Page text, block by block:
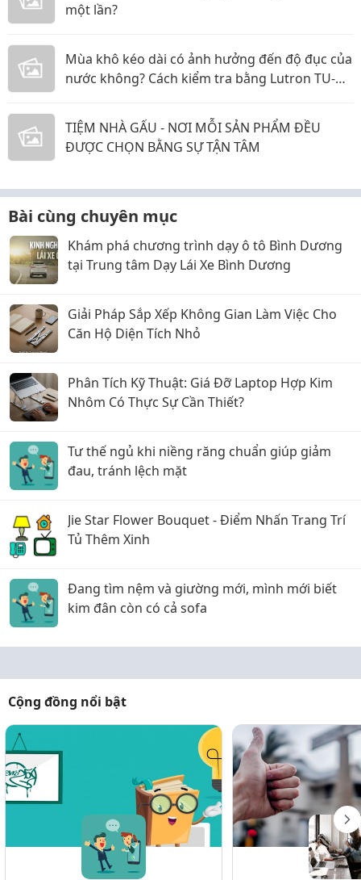
một lần?
Mùa khô kéo dài có ảnh hưởng đến độ đục của
nước không? Cách kiểm tra bằng Lutron TU-
TIỆM NHÀ GẤU - NƠI MỖI SẢN PHẨM ĐỀU
ĐƯỢC CHỌN BẰNG SỰ TẬN TÂM
Bài cùng chuyên mục
Khám phá chương trình dạy ô tô Bình Dương
tại Trung tâm Dạy Lái Xe Bình Dương
Giải Pháp Sắp Xếp Không Gian Làm Việc Cho
Căn Hộ Diện Tích Nhỏ
Phân Tích Kỹ Thuật: Giá Đỡ Laptop Hợp Kim
Nhôm Có Thực Sự Cần Thiết?
Tư thế ngủ khi niềng răng chuẩn giúp giảm
đau, tránh lệch mặt
Jie Star Flower Bouquet - Điểm Nhấn Trang Trí
Tủ Thêm Xinh
Đang tìm nệm và giường mới, mình mới biết
kim đân còn có cả sofa
Cộng đồng nổi bật